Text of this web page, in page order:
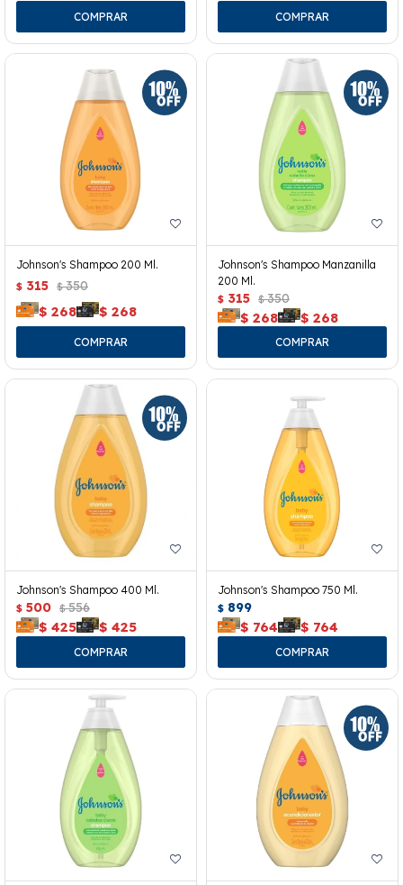
Johnson's Shampoo 200 Ml.
$ 315 $ 350
$ 268 $ 268
Johnson's Shampoo Manzanilla
200 Ml.
$ 315 $ 350
$ 268 $ 268
Johnson's Shampoo 400 Ml.
$ 500 $ 556
$ 425 $ 425
Johnson's Shampoo 750 Ml.
$ 899
$ 764 $ 764